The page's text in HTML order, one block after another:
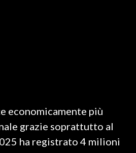
economicamente più
grazie soprattutto al
ha registrato 4 milioni